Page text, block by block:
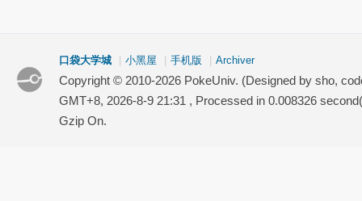
口袋大学城 小黑屋 手机版 Archiver
Copyright © 2010-2026 PokeUniv. (Designed by sho,
GMT+8, 2026-8-9 21:31 , Processed in 0.008326
Gzip On.